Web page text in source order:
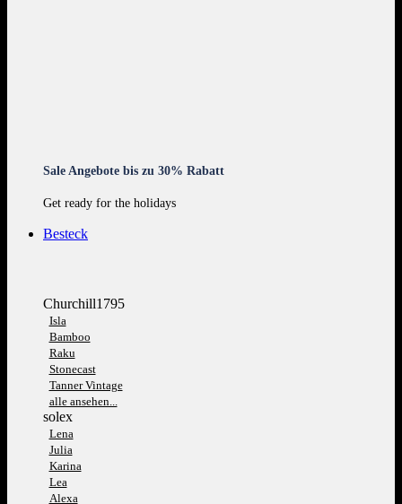
Sale Angebote bis zu 30% Rabatt
Get ready for the holidays
Besteck
Churchill1795
Isla
Bamboo
Raku
Stonecast
Tanner Vintage
alle ansehen...
solex
Lena
Julia
Karina
Lea
Alexa